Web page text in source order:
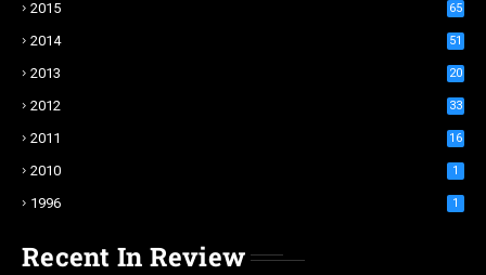
2015 65
2014 51
2013 20
2012 33
2011 16
2010 1
1996 1
Recent In Review